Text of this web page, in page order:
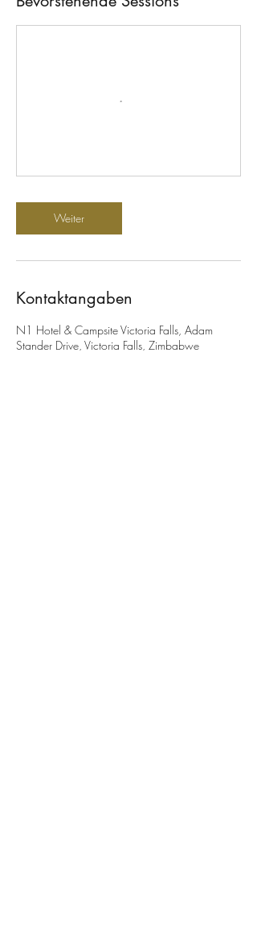
Weiter
Kontaktangaben
N1 Hotel & Campsite Victoria Falls, Adam
Stander Drive, Victoria Falls, Zimbabwe